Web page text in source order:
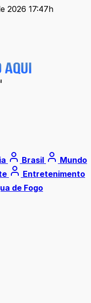
2026 17:47h
Brasil
Mundo
Entretenimento
de Fogo